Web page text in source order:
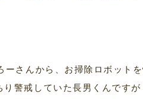
さんから、お掃除ロボット
警戒していた長男くんですが